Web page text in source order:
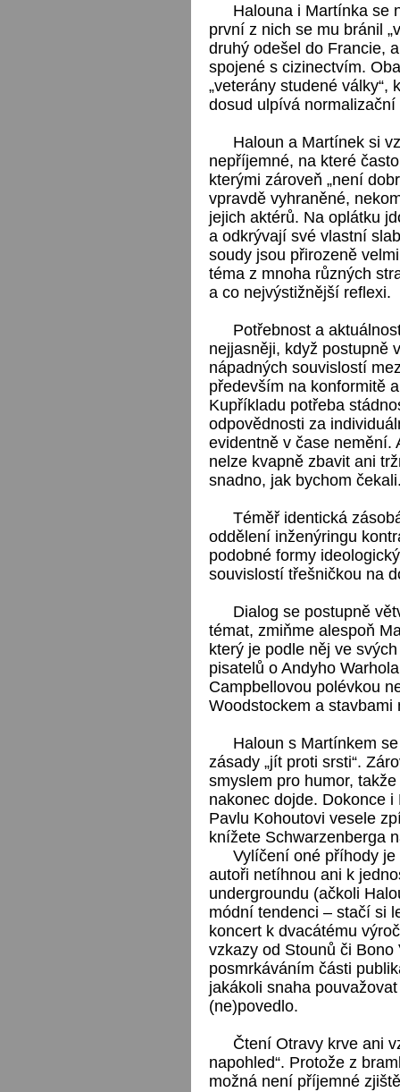
Halouna i Martínka se
první z nich se mu bránil
druhý odešel do Francie,
spojené s cizinectvím.
„veterány studené
dosud ulpívá
Haloun a Martínek si
nepříjemné, na které
kterými zároveň „není
vpravdě vyhraněné,
jejich aktérů. Na oplátku
a odkrývají své vlastní
soudy jsou přirozeně
téma z mnoha různých
a co nejvýstižnější reflexi.
Potřebnost a
nejjasněji, když postupně
nápadných souvislostí
především na konformitě
Kupříkladu potřeba
odpovědnosti za
evidentně v čase nemění.
nelze kvapně zbavit ani
snadno, jak bychom
Téměř identická
oddělení inženýringu
podobné formy
souvislostí třešničkou na
Dialog se postupně
témat, zmiňme alespoň
který je podle něj ve
pisatelů o Andyho
Campbellovou polévkou
Woodstockem a stavbami
Haloun s Martínkem
zásady „jít proti srsti“.
smyslem pro humor,
nakonec dojde. Dokonce
Pavlu Kohoutovi vesele
knížete Schwarzenberga
Vylíčení oné příhody
autoři netíhnou ani k
undergroundu (ačkoli
módní tendenci – stačí si
koncert k dvacátému
vzkazy od Stounů či Bono
posmrkáváním části
jakákoli snaha
(ne)povedlo.
Čtení Otravy krve ani
napohled“. Protože z
možná není příjemné